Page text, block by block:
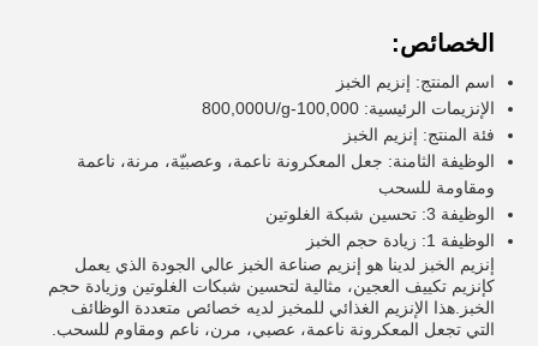
الخصائص:
اسم المنتج: إنزيم الخبز
الإنزيمات الرئيسية: 100,000-800,000U/g
فئة المنتج: إنزيم الخبز
الوظيفة الثامنة: جعل المعكرونة ناعمة، وعصبيّة، مرنة، ناعمة
ومقاومة للسحب
الوظيفة 3: تحسين شبكة الغلوتين
الوظيفة 1: زيادة حجم الخبز
إنزيم الخبز لدينا هو إنزيم صناعة الخبز عالي الجودة الذي يعمل
كإنزيم تكييف العجين، مثالية لتحسين شبكات الغلوتين وزيادة حجم
الخبز.هذا الإنزيم الغذائي للمخبز لديه خصائص متعددة الوظائف
التي تجعل المعكرونة ناعمة، عصبي، مرن، ناعم ومقاوم للسحب.